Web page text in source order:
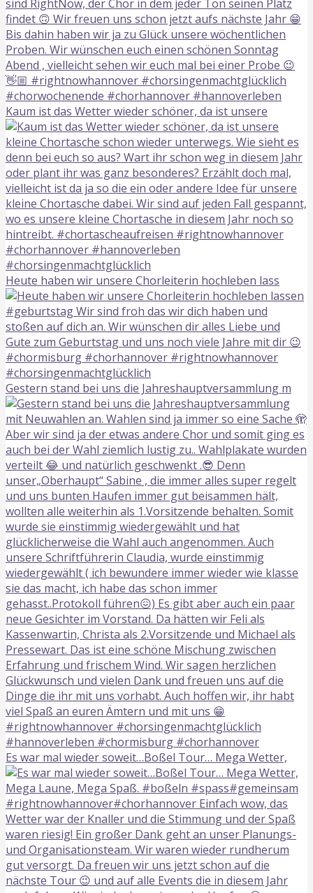
Kaum ist das Wetter wieder schöner, da ist unsere
Heute haben wir unsere Chorleiterin hochleben lass
Gestern stand bei uns die Jahreshauptversammlung m
Es war mal wieder soweit…Boßel Tour… Mega Wetter,